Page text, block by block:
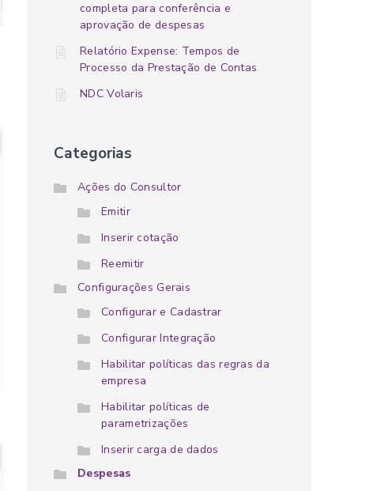
completa para conferência e
aprovação de despesas
Relatório Expense: Tempos de
Processo da Prestação de Contas
NDC Volaris
Categorias
Ações do Consultor
Emitir
Inserir cotação
Reemitir
Configurações Gerais
Configurar e Cadastrar
Configurar Integração
Habilitar políticas das regras da
empresa
Habilitar políticas de
parametrizações
Inserir carga de dados
Despesas